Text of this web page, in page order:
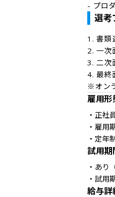
- プロ
選考
1. 書類
2. 一次
3. 二次
4. 最終
※オン
雇用形
・正社
・雇用
・定年
試用期
・あり
給与詳